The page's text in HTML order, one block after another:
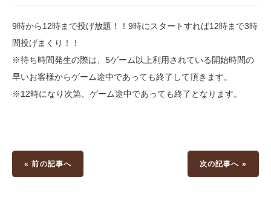
9時から12時まで投げ放題！！9時にスタートすれば12時まで3時
間投げまくり！！
※待ち時間発生の際は、5ゲーム以上利用されている開始時間の
早いお客様からゲーム途中であっても終了して頂きます。
※12時になり次第、ゲーム途中であっても終了となります。
« 前の記事へ 次の記事へ »